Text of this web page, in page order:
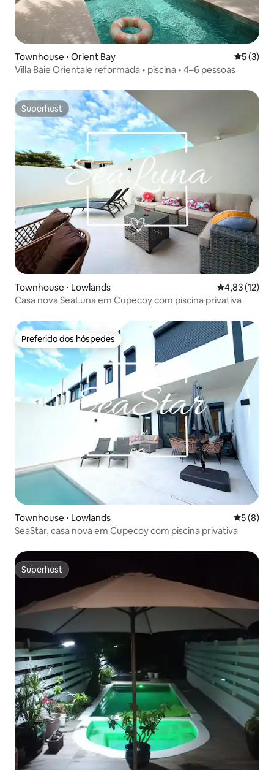
Townhouse ⋅ Orient Bay 5 de
5 (3)
Villa Baie Orientale reformada • piscina • 4–6 pessoas
Superhost
Superhost
Townhouse ⋅ Lowlands 4,83 de uma
4,83 (12)
Casa nova SeaLuna em Cupecoy com piscina privativa
Preferido dos hóspedes
Preferido dos hóspedes
Townhouse ⋅ Lowlands 5 de
5 (8)
SeaStar, casa nova em Cupecoy com piscina privativa
Superhost
Superhost